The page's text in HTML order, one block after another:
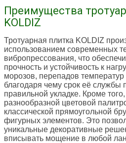
Преимущества
KOLDIZ
Тротуарная плитка KOLDIZ
использованием современных
вибропрессования, что
прочность и устойчивость к
морозов, перепадов температур
благодаря чему срок её службы
правильной укладке. Кроме
разнообразной цветовой
классической прямоугольной
фигурных элементов. Это
уникальные декоративные
вписывать мощение в любой